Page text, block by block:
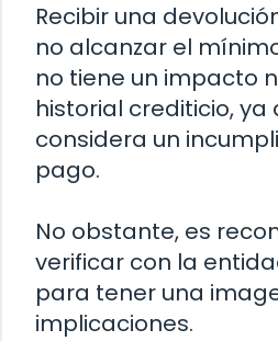
Recibir una
no alcanzar el
no tiene un impacto
historial crediticio, ya
considera un
pago.
No obstante, es
verificar con la
para tener una
implicaciones.